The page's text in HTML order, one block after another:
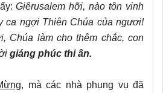
Giêrusalem hỡi, nào tôn vinh
ca ngợi Thiên Chúa của ngươi!
Chúa làm cho thêm chắc, con
giáng phúc thi ân.
mà các nhà phụng vụ đã